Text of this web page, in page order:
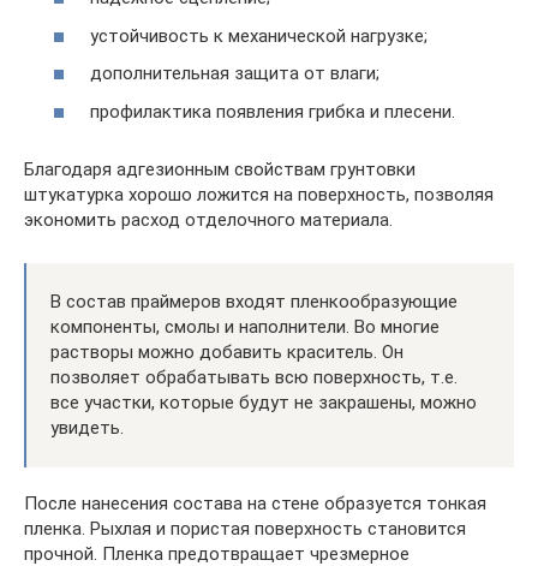
устойчивость к механической нагрузке;
дополнительная защита от влаги;
профилактика появления грибка и плесени.
Благодаря адгезионным свойствам грунтовки
штукатурка хорошо ложится на поверхность, позволяя
экономить расход отделочного материала.
В состав праймеров входят пленкообразующие
компоненты, смолы и наполнители. Во многие
растворы можно добавить краситель. Он
позволяет обрабатывать всю поверхность, т.е.
все участки, которые будут не закрашены, можно
увидеть.
После нанесения состава на стене образуется тонкая
пленка. Рыхлая и пористая поверхность становится
прочной. Пленка предотвращает чрезмерное